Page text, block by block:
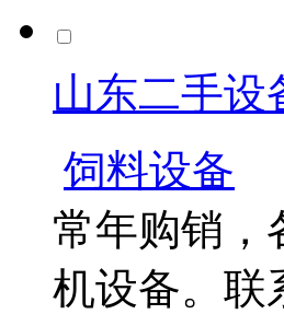
山东二手设
饲料设备
常年购销，
机设备。联